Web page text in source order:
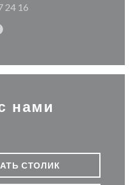
24 16
((открывается в
нами
СТОЛИК